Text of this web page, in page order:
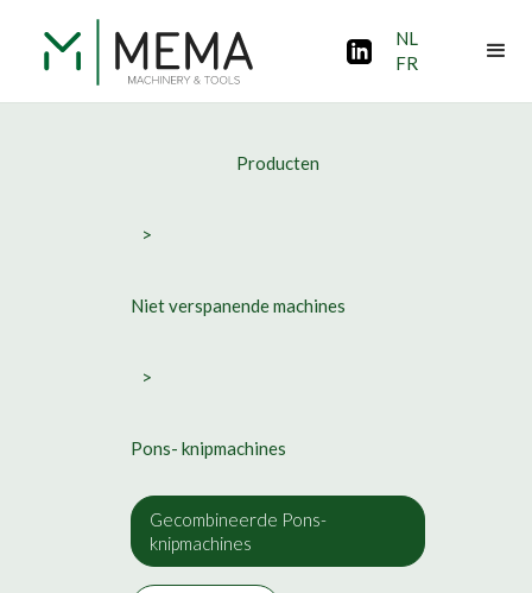
NL
FR
Producten
>
Niet verspanende machines
>
Pons- knipmachines
Gecombineerde Pons-
knipmachines